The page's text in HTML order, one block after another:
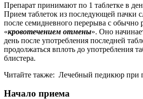
Препарат принимают по 1 таблетке в
Прием таблеток из последующей пачки
после семидневного перерыва с обычно
«кровотечением отмены». Оно
день после употребления последней
продолжаться вплоть до употребления
блистера.
Читайте также: Лечебный педикюр при
Начало приема